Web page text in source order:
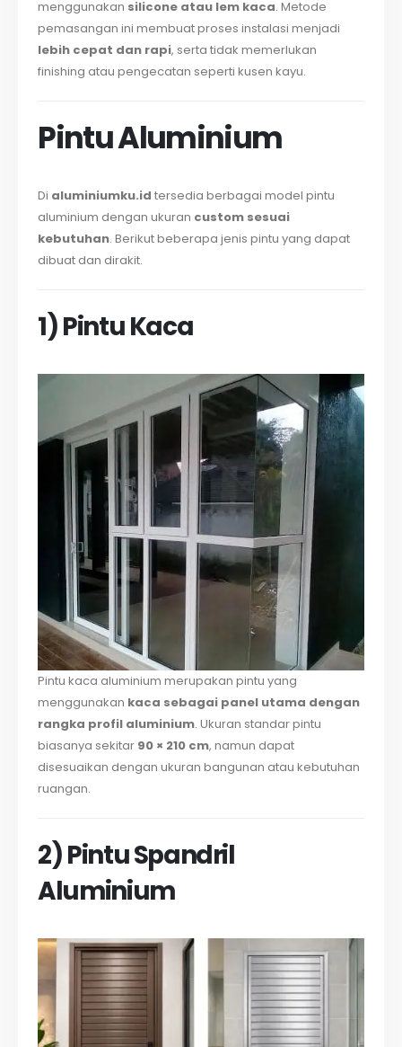
menggunakan silicone atau lem kaca. Metode
pemasangan ini membuat proses instalasi menjadi
lebih cepat dan rapi, serta tidak memerlukan
finishing atau pengecatan seperti kusen kayu.
Pintu Aluminium
Di aluminiumku.id tersedia berbagai model pintu
aluminium dengan ukuran custom sesuai
kebutuhan. Berikut beberapa jenis pintu yang dapat
dibuat dan dirakit.
1) Pintu Kaca
Pintu kaca aluminium merupakan pintu yang
menggunakan kaca sebagai panel utama dengan
rangka profil aluminium. Ukuran standar pintu
biasanya sekitar 90 × 210 cm, namun dapat
disesuaikan dengan ukuran bangunan atau kebutuhan
ruangan.
2) Pintu Spandril
Aluminium